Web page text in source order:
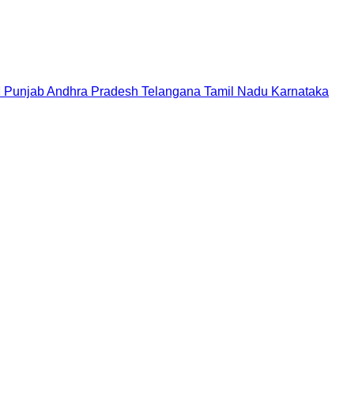
PunjabAndhra Pradesh Telangana Tamil Nadu Karnataka